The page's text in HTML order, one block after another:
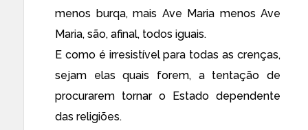
menos burqa, mais Ave Maria menos Ave
Maria, são, afinal, todos iguais.
E como é irresistível para todas as crenças,
sejam elas quais forem, a tentação de
procurarem tornar o Estado dependente
das religiões.